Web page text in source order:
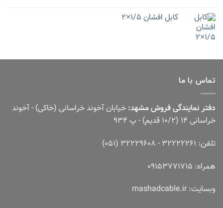
کابل افشان 1/5×2
تماس با ما
دفتر نمایندگی فروش مشهد: خیابان آخوند خراسانی (خاکی) - آخوند
خراسانی 14 (10/2 قدیم) - پ 934
تلفن: 32222261 - 32229608 (051)
همراه: 09153771715
وبسایت: mashadcable.ir